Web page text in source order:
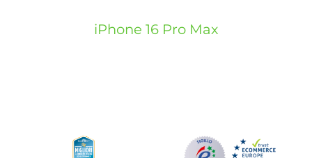
iPhone 16 Pro Max